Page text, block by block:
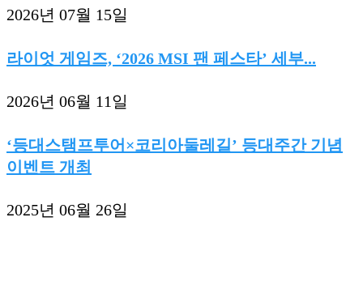
2026년 07월 15일
라이엇 게임즈, ‘2026 MSI 팬 페스타’ 세부...
2026년 06월 11일
‘등대스탬프투어×코리아둘레길’ 등대주간 기념
이벤트 개최
2025년 06월 26일